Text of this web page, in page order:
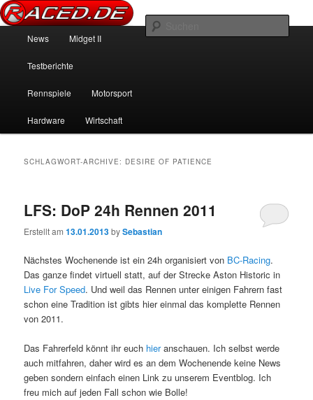
Raced.de
News über Rennspiele und der echten Autowelt
Zum Inhalt wechseln
Zum sekundären Inhalt wechseln
News Midget II
Testberichte
Rennspiele Motorsport
Hardware Wirtschaft
SCHLAGWORT-ARCHIVE: DESIRE OF PATIENCE
LFS: DoP 24h Rennen 2011
Erstellt am13.01.2013bySebastian
Nächstes Wochenende ist ein 24h organisiert von BC-Racing.
Das ganze findet virtuell statt, auf der Strecke Aston Historic in
Live For Speed. Und weil das Rennen unter einigen Fahrern fast
schon eine Tradition ist gibts hier einmal das komplette Rennen
von 2011.
Das Fahrerfeld könnt ihr euch hieranschauen. Ich selbst werde
auch mitfahren, daher wird es an dem Wochenende keine News
geben sondern einfach einen Link zu unserem Eventblog. Ich
freu mich auf jeden Fall schon wie Bolle!